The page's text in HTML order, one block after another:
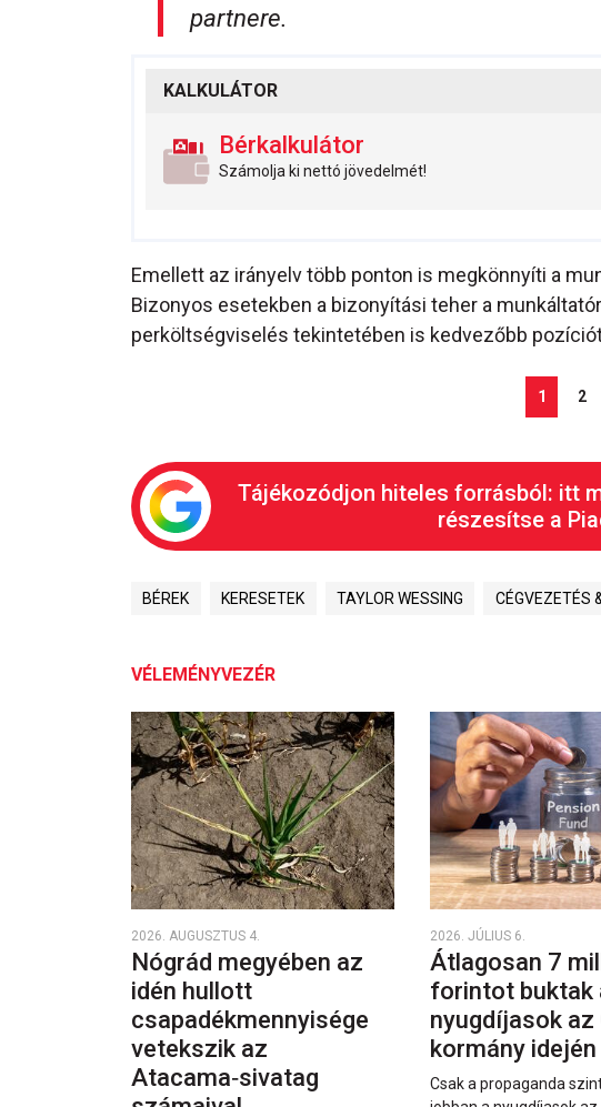
partnere.
KALKULÁTOR
Bérkalkulátor
Számolja ki nettó jövedelmét!
Emellett az irányelv több ponton is megkönnyíti a
Bizonyos esetekben a bizonyítási teher a
perköltségviselés tekintetében is kedvezőbb
1 2
Tájékozódjon hiteles forrásból: itt
részesítse a
BÉREK KERESETEK TAYLOR WESSING CÉGVEZETÉS
VÉLEMÉNYVEZÉR
2026. AUGUSZTUS 4.
Nógrád megyében az
idén hullott
csapadékmennyisége
vetekszik az
Atacama‑sivatag
2026. JÚLIUS 6.
Átlagosan 7
forintot buktak
nyugdíjasok az
kormány idején
Csak a propaganda